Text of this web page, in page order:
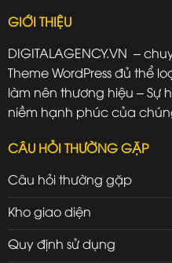
GIỚI THIỆU
DIGITALAGENCY.VN –
Theme WordPress đủ thể
làm nên thương hiệu – Sự
niềm hạnh phúc của
CÂU HỎI THƯỜNG GẶP
Câu hỏi thường gặp
Kho giao diện
Quy định sử dụng